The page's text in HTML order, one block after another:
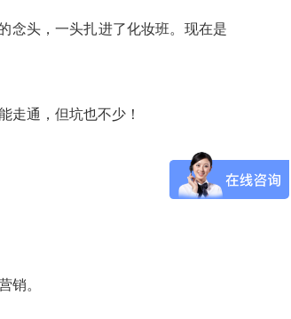
念头，一头扎进了化妆班。现在是
走通，但坑也不少！
销。